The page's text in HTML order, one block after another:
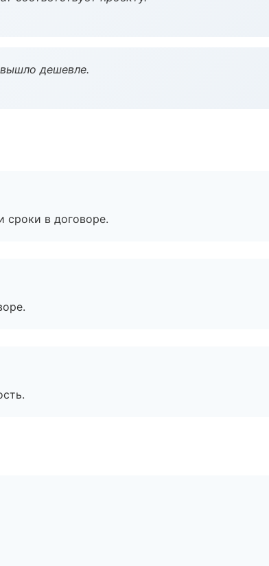
дешевле.
сроки в договоре.